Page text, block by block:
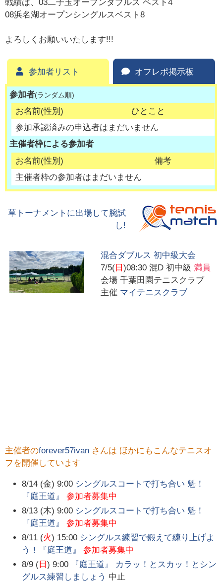
戦績は、03二子玉オープンダブルス ベスト4
08浜名湖オープンシングルスベスト8
よろしくお願いいたします!!!
参加者リスト オフレポ掲示板
参加者(ランダム順)
お名前(性別)
ひとこと
参加承認済みの申込者はまだいません
主催者枠による参加者
お名前(性別)
備考
主催者枠の参加者はまだいません
草トーナメントに出場して腕試
し!
混合ダブルス 初中級大会
7/5(日 )08:30 混D 初中級 満員
会場 千葉田園テニスクラブ
主催 マイテニスクラブ
主催者のforever57ivan さんは ほかにもこんなテニスオ
フを開催しています
8/14 (金) 9:00 シングルスコートで打ち合い 魁！
『庭王道』
参加者募集中
8/13 (木) 9:00 シングルスコートで打ち合い 魁！
『庭王道』
参加者募集中
8/11 (火) 15:00 シングルス練習で鍛えて練り上げよ
う！『庭王道』
参加者募集中
8/9 ( 日) 9:00
『庭王道』 カラッ！とスカッ！とシン
グルス練習しましょう 中止